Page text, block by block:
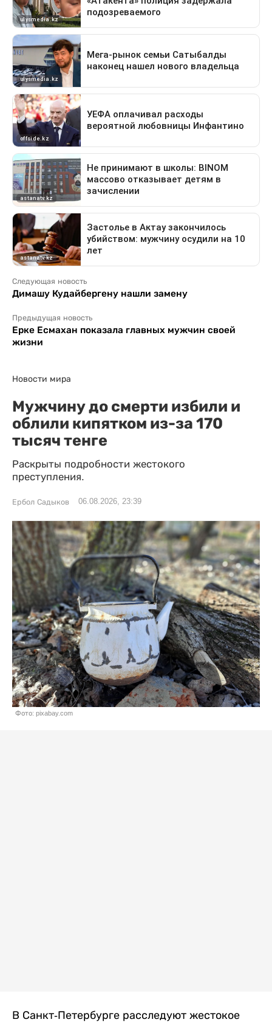
Следующая новость
Димашу Кудайбергену нашли замену
Предыдущая новость
Ерке Есмахан показала главных мужчин своей
жизни
Новости мира
Мужчину до смерти избили и
облили кипятком из-за 170
тысяч тенге
Раскрыты подробности жестокого
преступления.
Ербол Садыков 06.08.2026, 23:39
Фото: pixabay.com
В Санкт-Петербурге расследуют жестокое